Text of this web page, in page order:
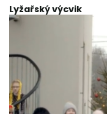
Lyžařský výcvik